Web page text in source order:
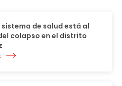
sistema de salud está al
colapso en el distrito